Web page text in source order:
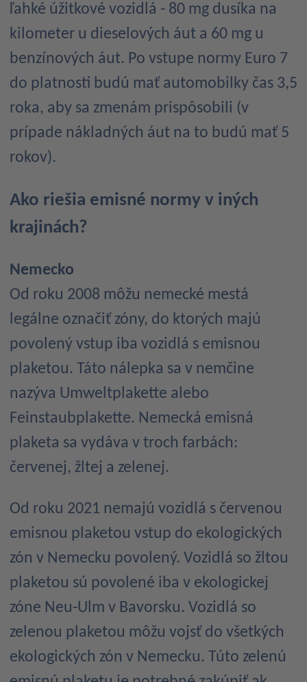
ľahké úžitkové vozidlá - 80 mg dusíka na
kilometer u dieselových áut a 60 mg u
benzínových áut. Po vstupe normy Euro 7
do platnosti budú mať automobilky čas 3,5
roka, aby sa zmenám prispôsobili (v
prípade nákladných áut na to budú mať 5
rokov).
Ako riešia emisné normy v iných
krajinách?
Nemecko
Od roku 2008 môžu nemecké mestá
legálne označiť zóny, do ktorých majú
povolený vstup iba vozidlá s emisnou
plaketou. Táto nálepka sa v nemčine
nazýva Umweltplakette alebo
Feinstaubplakette. Nemecká emisná
plaketa sa vydáva v troch farbách:
červenej, žltej a zelenej.
Od roku 2021 nemajú vozidlá s červenou
emisnou plaketou vstup do ekologických
zón v Nemecku povolený. Vozidlá so žltou
plaketou sú povolené iba v ekologickej
zóne Neu-Ulm v Bavorsku. Vozidlá so
zelenou plaketou môžu vojsť do všetkých
ekologických zón v Nemecku. Túto zelenú